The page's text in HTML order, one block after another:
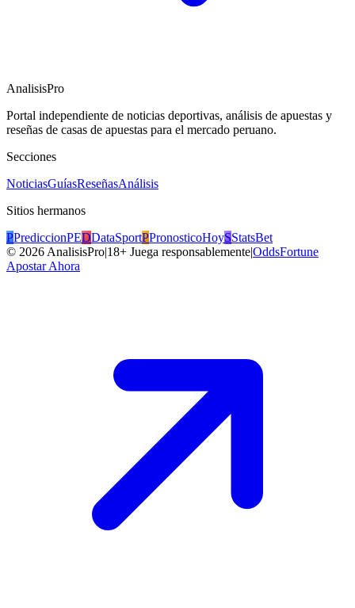
AnalisisPro
Portal independiente de noticias deportivas, análisis de apuestas y
reseñas de casas de apuestas para el mercado peruano.
Secciones
NoticiasGuíasReseñasAnálisis
Sitios hermanos
PPrediccionPEDDataSportPPronosticoHoySStatsBet
© 2026 AnalisisPro|18+ Juega responsablemente|OddsFortune
Apostar Ahora